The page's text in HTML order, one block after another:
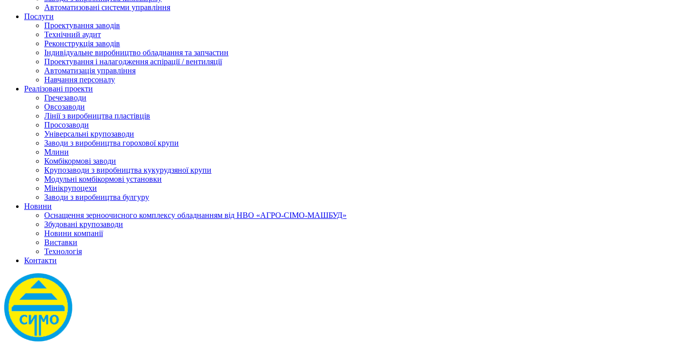
Автоматизовані системи управління
Послуги
Проектування заводів
Технічний аудит
Реконструкція заводів
Індивідуальне виробництво обладнання та запчастин
Проектування і налагодження аспірації / вентиляції
Автоматизація управління
Навчання персоналу
Реалізовані проекти
Гречезаводи
Овсозаводи
Лінії з виробництва пластівців
Просозаводи
Універсальні крупозаводи
Заводи з виробництва горохової крупи
Млини
Комбікормові заводи
Крупозаводи з виробництва кукурудзяної крупи
Модульні комбікормові установки
Мінікрупоцехи
Заводи з виробництва булгуру
Новини
Оснащення зерноочисного комплексу обладнанням від НВО «АГРО-СІМО-МАШБУД»
Збудовані крупозаводи
Новини компанії
Виставки
Технологія
Контакти